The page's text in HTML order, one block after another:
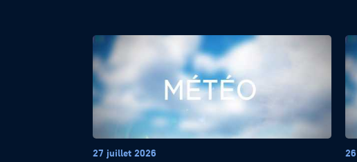
27 juillet 2026